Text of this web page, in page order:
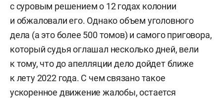
с суровым решением о 12 годах колонии
и обжаловали его. Однако объем уголовного
дела (а это более 500 томов) и самого приговора,
который судья оглашал несколько дней, вели
к тому, что до апелляции дело дойдет ближе
к лету 2022 года. С чем связано такое
ускоренное движение жалобы, остается